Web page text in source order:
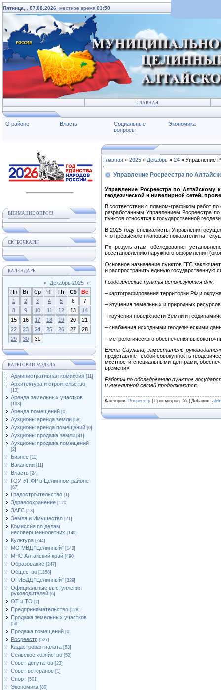
Пятница, 07.08.2026 , местное время 03:50
ГЛАВНАЯ
О районе Власть
Социальные
вопросы
Экономика
ВНИМАНИЕ ОПРОС!
СК "БОЧКАРИ"
КАЛЕНДАРЬ
« Декабрь 2025 »
Пн
Вт Ср Чт Пт Сб
Вс
1
2 3 4 5 6
7
8
9 10 11 12 13
14
15
16 17 18 19 20
21
22
23 24 25 26 27
28
29
30 31
КАТЕГОРИИ РАЗДЕЛА
Административная комиссия [11]
Архитектура и строительство
[13]
Аренда земельных участков
[193]
Аренда помещений [0]
Аукционы аренда земли [58]
Аукционы аренда помещений [0]
Аукционы продажа земли [41]
Аукционы продажа помещений
[2]
Бизнес [11]
Вакансии [11]
Власть [24]
ГОУ-УПФР в Целинном районе
[67]
Градостроительство [1]
Здравоохранение [120]
ЗАГС [13]
Земля и Имущество [71]
Комиссия по делам
несовершеннолетних [140]
Культура [244]
МО МВД "Целинный" [142]
МЧС Алтайский край [490]
Образование [247]
Общество [1358]
ОГИБДД "Целинный" [329]
Официальные выступления
руководителей [6]
ОТ и ТО [2]
Предпринимательство [228]
Продажа земельных участков
[58]
Продажа помещений [0]
Росреестр [527]
Кадастровая палата [83]
Сельское хозяйство [52]
Совет депутатов [23]
Совет ветеранов [1]
Спорт [501]
Экономика [80]
Главная » 2025 » Декабрь » 24 » Управление
Управление Росреестра по
Управление Росреестра по Алтайскому
геодезической и нивелирной сетей,
В соответствии с планом-графиком работ по
разработанным Управлением Росреестра
пунктов относятся к государственной
В 2025 году специалисты Управления
что превысило плановые показатели на
По результатам обследования
восстановлению наружного оформления
Основное назначение пунктов ГГС
и распространить единую государственную
Геодезические пункты используются для:
– картографирования территории РФ и
– изучения земельных и природных
– изучения поверхности Земли и
– снабжения исходными геодезическими
– метрологического обеспечения
Елена Саулина, заместитель
представляет собой совокупность
местности специальными центрами,
времени».
Работы по обследованию пунктов
и нивелирной сетей продолжаются.
Категория: Росреестр Просмотров: 55 | Добавил: